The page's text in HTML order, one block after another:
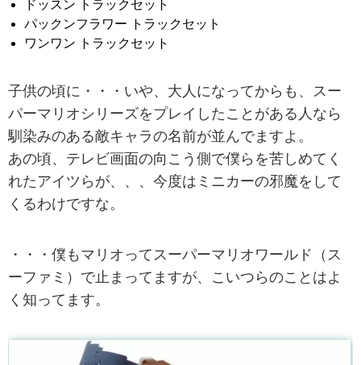
ドッスン トラックセット
パックンフラワー トラックセット
ワンワン トラックセット
子供の頃に・・・いや、大人になってからも、スー
パーマリオシリーズをプレイしたことがある人なら
馴染みのある敵キャラの名前が並んでますよ。
あの頃、テレビ画面の向こう側で僕らを苦しめてく
れたアイツらが、、、今度はミニカーの邪魔をして
くるわけですな。
・・・僕もマリオってスーパーマリオワールド（ス
ーファミ）で止まってますが、こいつらのことはよ
く知ってます。